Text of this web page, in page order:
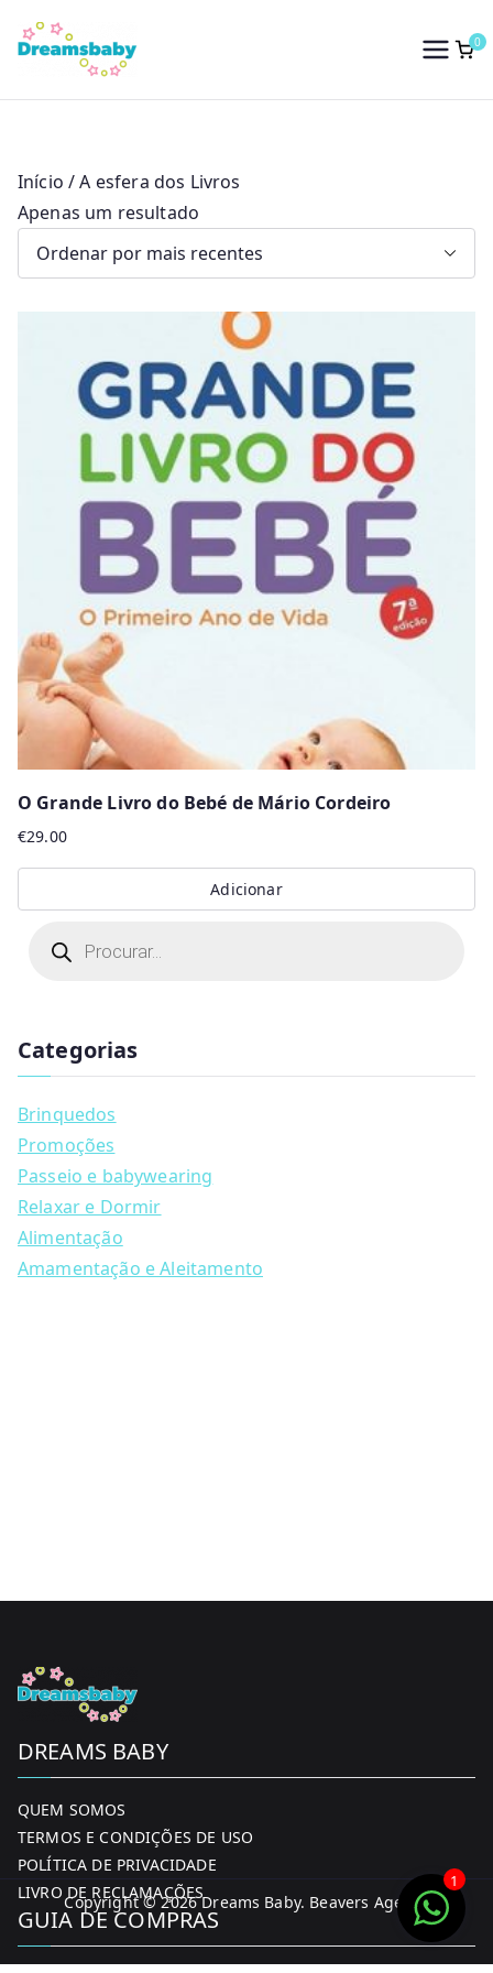
para
conteúdo
Dreams Baby
0
Início / A esfera dos Livros
Apenas um resultado
O Grande Livro do Bebé de Mário Cordeiro
€29.00
Adicionar
s
s
a
r
c
h
Categorias
Brinquedos
Promoções
Passeio e babywearing
Relaxar e Dormir
Alimentação
Amamentação e Aleitamento
DREAMS BABY
QUEM SOMOS
TERMOS E CONDIÇÕES DE USO
POLÍTICA DE PRIVACIDADE
LIVRO DE RECLAMAÇÕES
GUIA DE COMPRAS
Copyright © 2026Dreams Baby. Beavers Agency
1